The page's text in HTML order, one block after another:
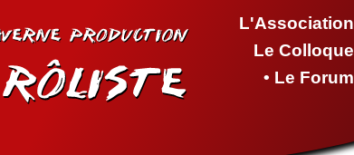
L'Association
Le Colloque
• Le Forum